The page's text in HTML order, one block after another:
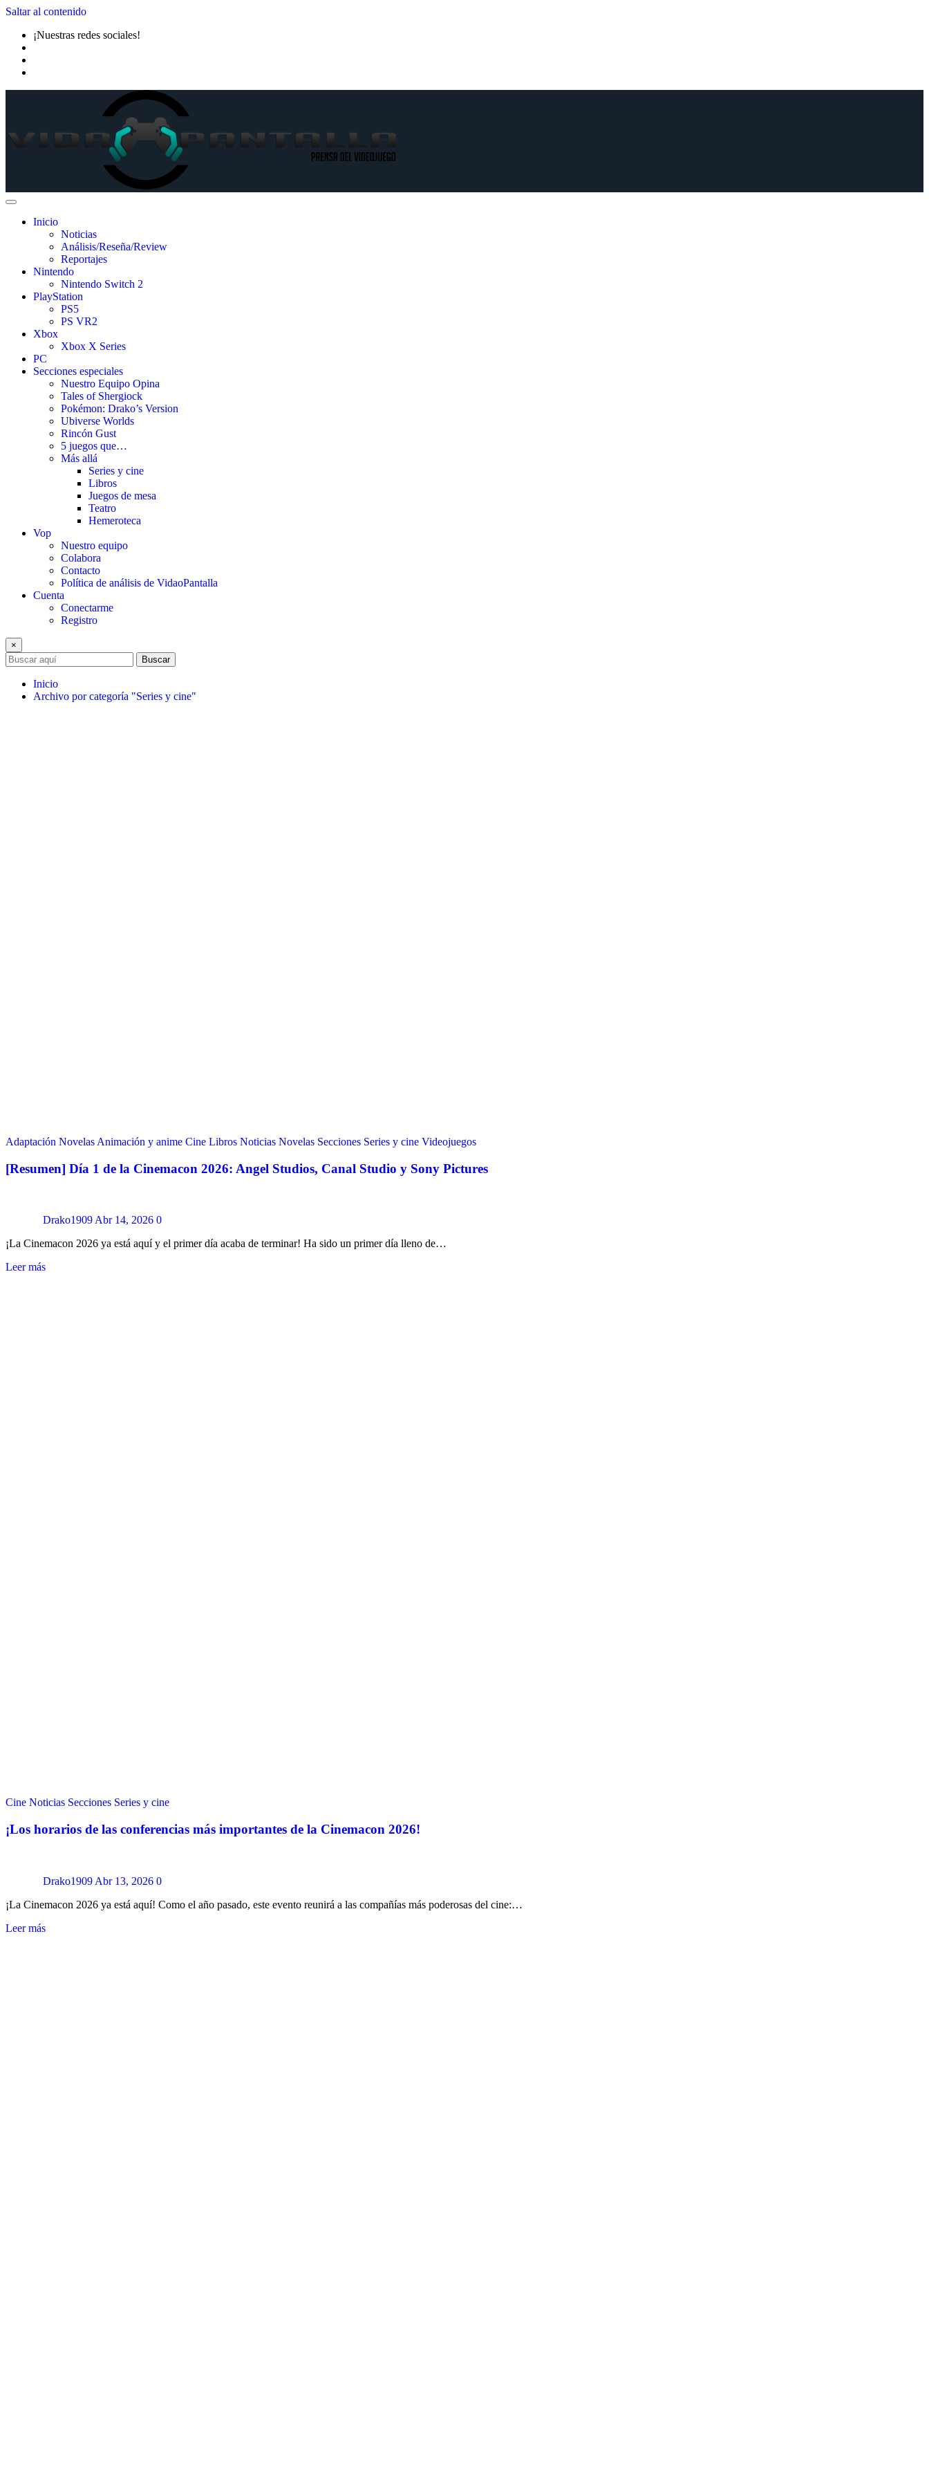
Saltar al contenido
¡Nuestras redes sociales!
Inicio
Noticias
Análisis/Reseña/Review
Reportajes
Nintendo
Nintendo Switch 2
PlayStation
PS5
PS VR2
Xbox
Xbox X Series
PC
Secciones especiales
Nuestro Equipo Opina
Tales of Shergiock
Pokémon: Drako’s Version
Ubiverse Worlds
Rincón Gust
5 juegos que…
Más allá
Series y cine
Libros
Juegos de mesa
Teatro
Hemeroteca
Vop
Nuestro equipo
Colabora
Contacto
Política de análisis de VidaoPantalla
Cuenta
Conectarme
Registro
×
Buscar
Inicio
Archivo por categoría "Series y cine"
Adaptación Novelas Animación y anime Cine Libros Noticias Novelas Secciones Series y cine Videojuegos
[Resumen] Día 1 de la Cinemacon 2026: Angel Studios, Canal Studio y Sony Pictures
Drako1909Abr 14, 2026 0
¡La Cinemacon 2026 ya está aquí y el primer día acaba de terminar! Ha sido un primer día lleno de…
Leer más
Cine Noticias Secciones Series y cine
¡Los horarios de las conferencias más importantes de la Cinemacon 2026!
Drako1909 Abr 13, 2026 0
¡La Cinemacon 2026 ya está aquí! Como el año pasado, este evento reunirá a las compañías más poderosas del cine:…
Leer más